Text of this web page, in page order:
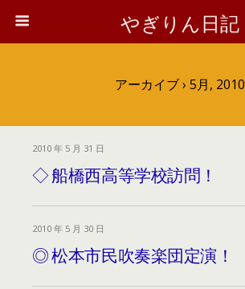
やぎりん日記
アーカイブ › 5月, 2010
2010 年 5 月 31 日
◇ 船橋西高等学校訪問！
2010 年 5 月 30 日
◎ 松本市民吹奏楽団定演！